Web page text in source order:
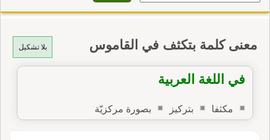
بلا تشكيل معنى كلمة بتكثف في القاموس
في اللغة العربية
مكثفا بتركيز بصورة مركزيّة